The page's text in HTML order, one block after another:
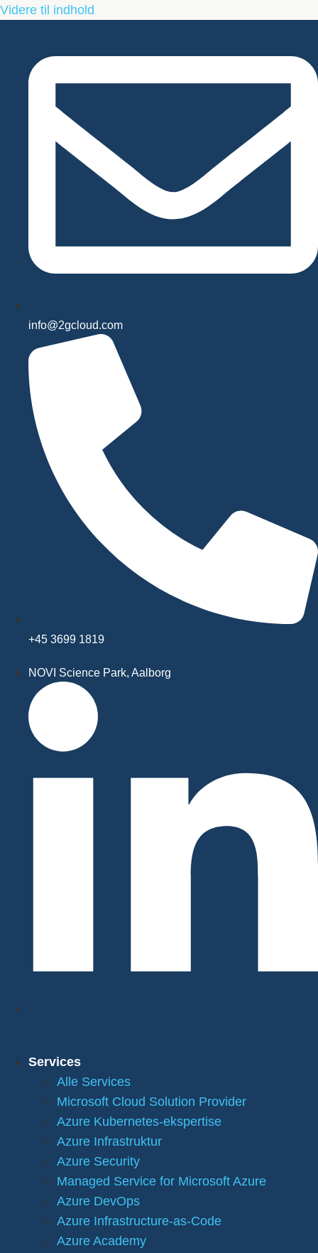
Videre til indhold
info@2gcloud.com
+45 3699 1819
NOVI Science Park, Aalborg
Services
Alle Services
Microsoft Cloud Solution Provider
Azure Kubernetes-ekspertise
Azure Infrastruktur
Azure Security
Managed Service for Microsoft Azure
Azure DevOps
Azure Infrastructure-as-Code
Azure Academy